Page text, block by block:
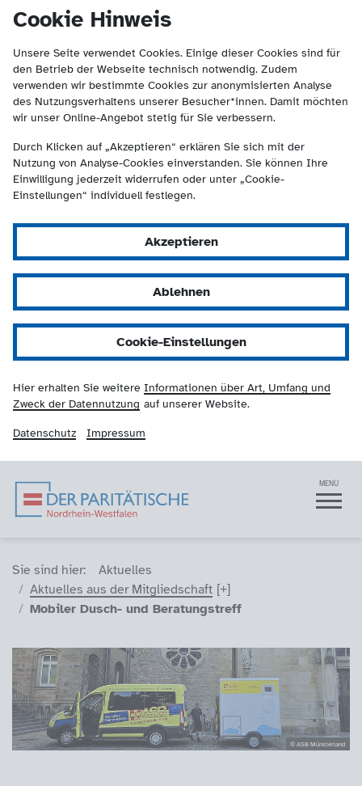
Cookie Hinweis
Unsere Seite verwendet Cookies. Einige dieser Cookies sind für
den Betrieb der Webseite technisch notwendig. Zudem
verwenden wir bestimmte Cookies zur anonymisierten Analyse
des Nutzungsverhaltens unserer Besucher*innen. Damit möchten
wir unser Online-Angebot stetig für Sie verbessern.
Durch Klicken auf „Akzeptieren“ erklären Sie sich mit der
Nutzung von Analyse-Cookies einverstanden. Sie können Ihre
Einwilligung jederzeit widerrufen oder unter „Cookie-
Einstellungen“ individuell festlegen.
Akzeptieren
Ablehnen
Cookie-Einstellungen
Hier erhalten Sie weitere Informationen über Art, Umfang und
Zweck der Datennutzung auf unserer Website.
Datenschutz Impressum
Der Paritätische NRW
springen
(Kontakt und Suche) springen.
Navigation MENÜ
Sie sind hier (Breadcrumb)
Sie sind hier:
Aktuelles
Aktuelles aus der Mitgliedschaft
Mobiler Dusch- und Beratungstreff
© ASB Münsterland